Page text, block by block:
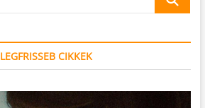
LEGFRISSEB CIKKEK